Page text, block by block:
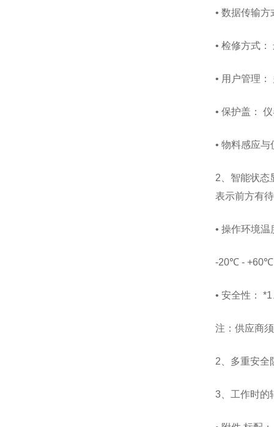
• 数据传输
• 检修方式
• 用户管理
• 保护盖：
• 物料感应
2、智能状态
表示前方有
• 操作环境
-20℃ - +60℃
• 安全性：
注：供应商
2、多重安全
3、工作时的